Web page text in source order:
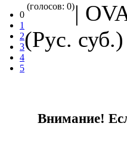
0
1
2
3
4
5
(голосов: 0)|
(Рус. суб.)
Внимание!